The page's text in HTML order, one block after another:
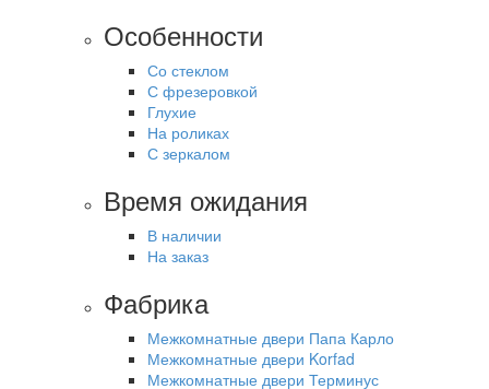
Особенности
Со стеклом
С фрезеровкой
Глухие
На роликах
С зеркалом
Время ожидания
В наличии
На заказ
Фабрика
Межкомнатные двери Папа Карло
Межкомнатные двери Korfad
Межкомнатные двери Терминус